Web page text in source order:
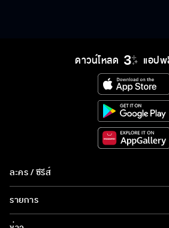
ดาวน์โหลด แอปพ
ละคร / ซีรีส์
ละคร/ซีรีส์
ซีรีส์นานาชาติ
รายการ
รายการทั้งหมด